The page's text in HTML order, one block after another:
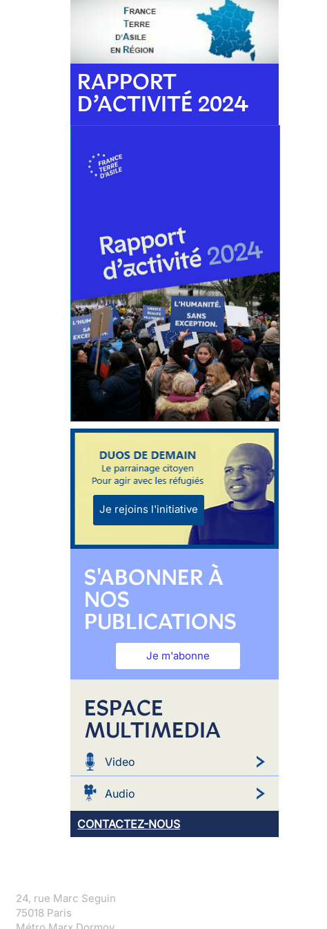
RAPPORT
D’ACTIVITÉ 2024
Je rejoins l'initiative
S'ABONNER À
NOS
PUBLICATIONS
Je m'abonne
ESPACE
MULTIMEDIA
Video
Audio
CONTACTEZ-NOUS
24, rue Marc Seguin
75018 Paris